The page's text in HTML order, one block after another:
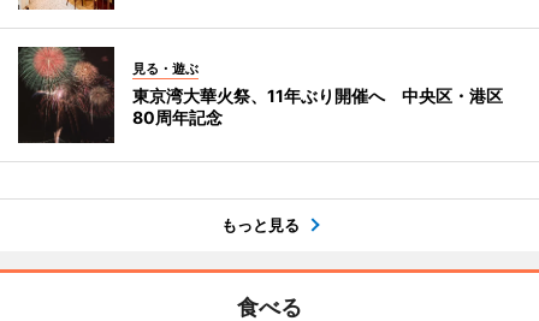
見る・遊ぶ
東京湾大華火祭、11年ぶり開催へ 中央区・港区
80周年記念
もっと見る
食べる